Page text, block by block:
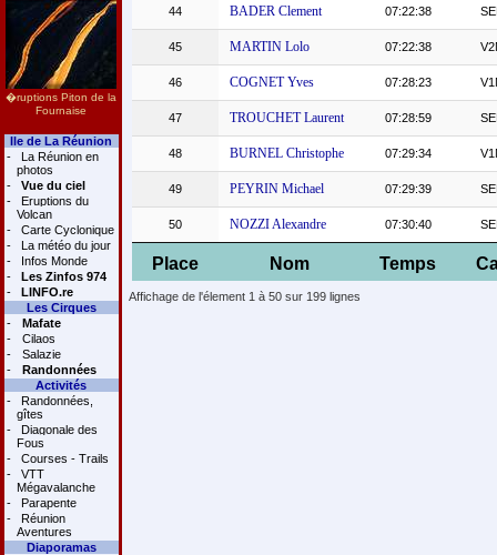
�ruptions Piton de la
Fournaise
Ile de La Réunion
-
La Réunion en
photos
-
Vue du ciel
-
Eruptions du
Volcan
-
Carte Cyclonique
-
La météo du jour
-
Infos Monde
-
Les Zinfos 974
-
LINFO.re
Les Cirques
-
Mafate
-
Cilaos
-
Salazie
-
Randonnées
Activités
-
Randonnées,
gîtes
-
Diagonale des
Fous
-
Courses - Trails
-
VTT
Mégavalanche
-
Parapente
-
Réunion
Aventures
Diaporamas
Place Nom Temps
44 BADER Clement 07:22:38
45 MARTIN Lolo 07:22:38
46 COGNET Yves 07:28:23
47 TROUCHET Laurent 07:28:59
48 BURNEL Christophe 07:29:34
49 PEYRIN Michael 07:29:39
50 NOZZI Alexandre 07:30:40
Affichage de l'élement 1 à 50 sur 199 lignes